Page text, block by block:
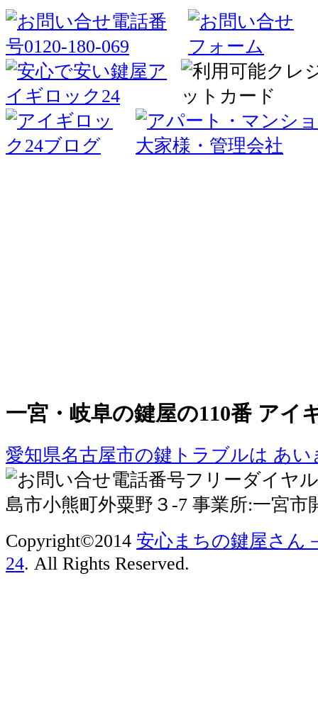
一宮・岐阜の鍵屋の110番 アイ
愛知県名古屋市の鍵トラブルは あい
Copyright©2014 安心まちの鍵屋さん
24. All Rights Reserved.